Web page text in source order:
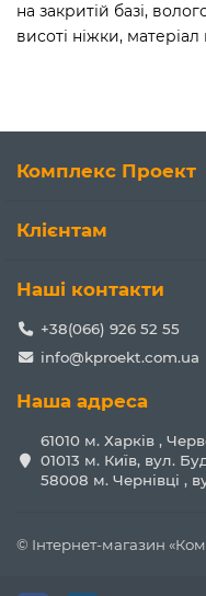
на закритій базі,
висоті ніжки,
Комплекс Проект
Клієнтам
Наші контакти
+38(066) 926 52 55
info@kproekt.com.ua
Наша адреса
61010 м. Харків ,
01013 м. Київ, вул.
58008 м. Чернівці ,
© Інтернет-магазин